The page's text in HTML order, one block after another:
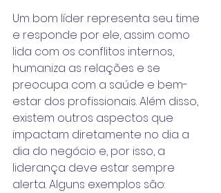
Um bom líder representa seu time
e responde por ele, assim como
lida com os conflitos internos,
humaniza as relações e se
preocupa com a saúde e bem-
estar dos profissionais. Além disso,
existem outros aspectos que
impactam diretamente no dia a
dia do negócio e, por isso, a
liderança deve estar sempre
alerta. Alguns exemplos são: